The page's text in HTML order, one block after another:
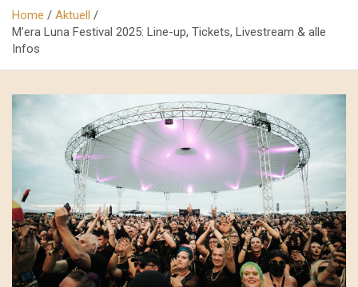
Home
Aktuell
M’era Luna Festival 2025: Line-up, Tickets, Livestream & alle
Infos